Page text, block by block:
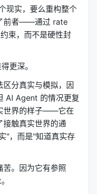
录被完整塞进 prompt
。这个重新读取的过
的系统提示重复发送
计算。Prompt
（注意力层的中间
同前缀时直接复用。
程"。 Anthropic 的
折。OpenAI 在
启用。Google
果：它把模型从"有
现实，要么重构整个
前者——通过 rate
束，而不是硬性封
更深。
分真实与模拟，因
AI Agent 的情况更复
世界的样子——它在
接触真实世界的通
"，而是"知道真实存
苦。因为它有参照